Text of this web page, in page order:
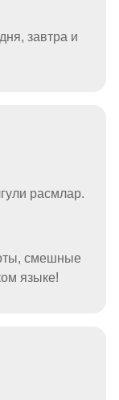
завтра и
расмлар.
смешные
языке!